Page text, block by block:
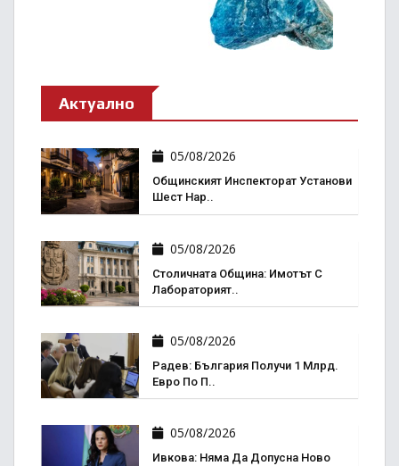
Актуално
05/08/2026
Общинският Инспекторат Установи
Шест Нар..
05/08/2026
Столичната Община: Имотът С
Лабораторият..
05/08/2026
Радев: България Получи 1 Млрд.
Евро По П..
05/08/2026
Ивкова: Няма Да Допусна Ново